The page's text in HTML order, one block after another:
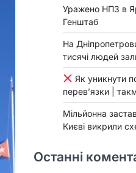
Уражено НПЗ в
Генштаб
На
тисячі людей
Як уникнути
перев’язки |
Мільйонна
Києві викрили
Останні